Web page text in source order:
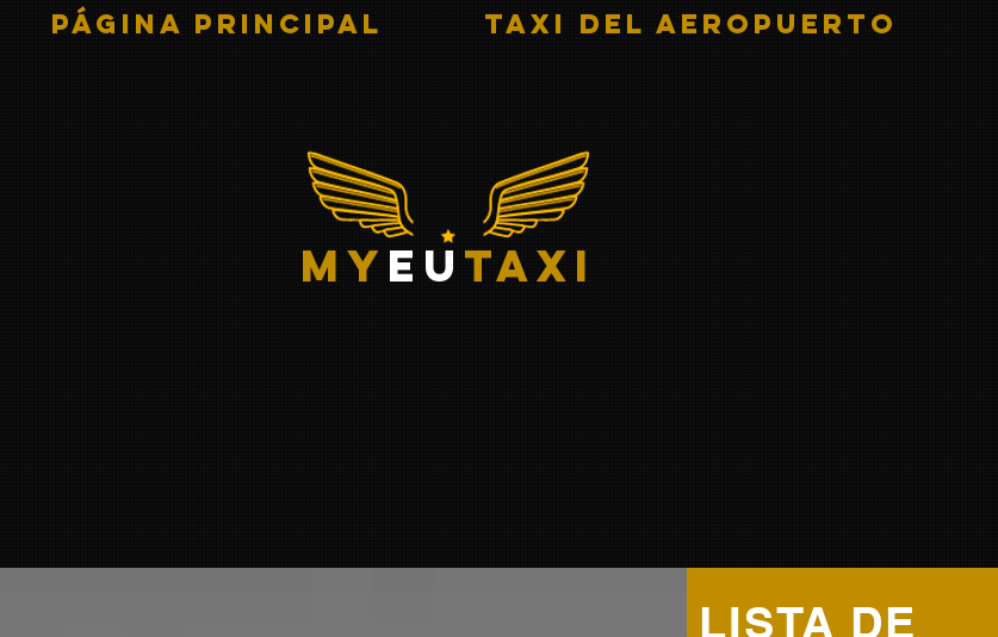
PÁGINA PRINCIPAL Taxi del aeropuerto
my eu taxi
LISTA DE